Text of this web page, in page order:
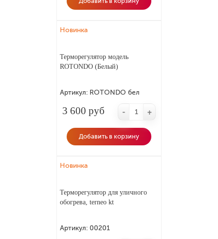
Новинка
Терморегулятор модель
ROTONDO (Белый)
Артикул: ROTONDO бел
3 600 руб - +
Добавить в корзину
Новинка
Терморегулятор для уличного
обогрева, terneo kt
Артикул: 00201